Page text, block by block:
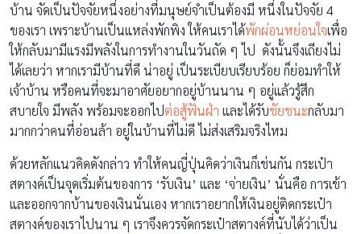
บ้าน จัดเป็นปัจจัยหนึ่งอย่างที่มนุษย์จำเป็นต้องมี หนึ่งในปัจจัย 4
ของเรา เพราะบ้านเป็นแหล่งพักพิง ให้คนเราได้พักผ่อนหย่อนใจเพื่อ
ให้กลับมามีแรงมีพลังในการทำงานในวันถัด ๆ ไป ดังนั้นจึงเถียงไม่
ได้เลยว่า หากเรามีบ้านที่ดี น่าอยู่ เป็นระเบียบเรียบร้อย ก็ย่อมทำให้
เจ้าบ้าน หรือคนที่จะมาอาศัยอยากอยู่บ้านนาน ๆ อยู่แล้วรู้สึก
สบายใจ มีพลัง พร้อมจะออกไปต่อสู้ฟันฝ่า และได้รับชัยชนะกลับมา
มากกว่าคนที่อ่อนล้า อยู่ในบ้านที่ไม่ดี ไม่ส่งเสริมจริงไหม
ด้วยหลักแนวคิดดังกล่าว ทำให้คนญี่ปุ่นคิดว่าเงินก็เช่นกัน กระเป๋า
สตางค์เป็นจุดเริ่มต้นของการ ‘รับเงิน’ และ ‘จ่ายเงิน’ นั่นคือ การเข้า
และออกจากบ้านของเงินนั่นเอง หากเราอยากให้เงินอยู่ติดกระเป๋า
สตางค์ของเราไปนาน ๆ เราจึงควรจัดกระเป๋าสตางค์ที่นับได้ว่าเป็น